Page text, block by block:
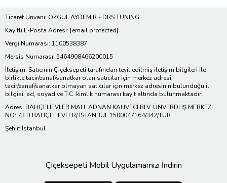
Ticaret Ünvanı: ÖZGÜL AYDEMİR - DRS TUNING
Kayıtlı E-Posta Adresi: [email protected]
Vergi Numarası: 1100538387
Mersis Numarası: 5464908466200015
İletişim: Satıcının Çiçeksepeti tarafından teyit edilmiş iletişim bilgileri ile
birlikte tacir/esnaf/sanatkar olan satıcılar için merkez adresi;
tacir/esnaf/sanatkar olmayan satıcılar için merkez adresinin bulunduğu il
bilgisi, ad, soyad ve T.C. kimlik numarası kayıt altında bulunmaktadır.
Adres: BAHÇELİEVLER MAH. ADNAN KAHVECİ BLV. ÜNVERDI IŞ MERKEZI
NO: 73 B BAHÇELİEVLER/ İSTANBUL 1500047164/342/TUR
Şehir: İstanbul
Çiçeksepeti Mobil Uygulamamızı İndirin